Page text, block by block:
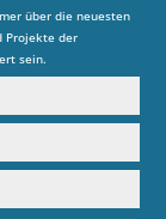
über die neuesten
Projekte der
sein.